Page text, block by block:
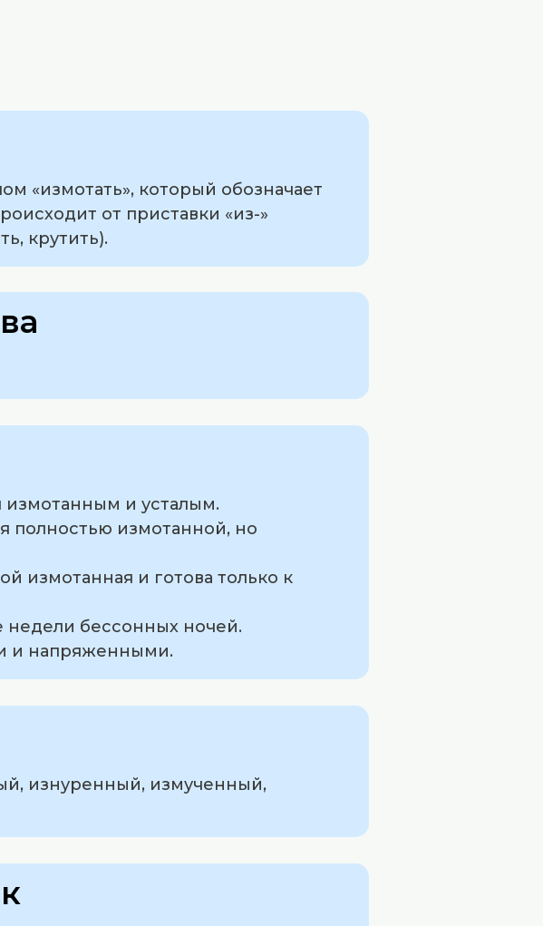
«измотать», который обозначает
от приставки «из-»
крутить).
измотанным и усталым.
полностью измотанной, но
измотанная и готова только к
недели бессонных ночей.
и напряженными.
изнуренный, измученный,